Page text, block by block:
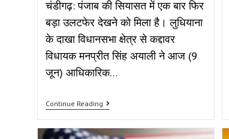
चंडीगढ़: पंजाब की सियासत में एक बार फिर
बड़ा उलटफेर देखने को मिला है। लुधियाना
के दाखा विधानसभा क्षेत्र से कद्दावर
विधायक मनप्रीत सिंह अयाली ने आज (9
जून) आधिकारिक…
Continue Reading